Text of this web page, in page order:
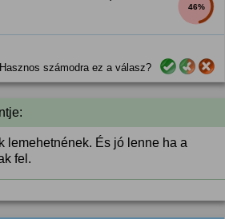
46%
Hasznos számodra ez a válasz?
lemehetnének. És jó lenne ha a
fel.